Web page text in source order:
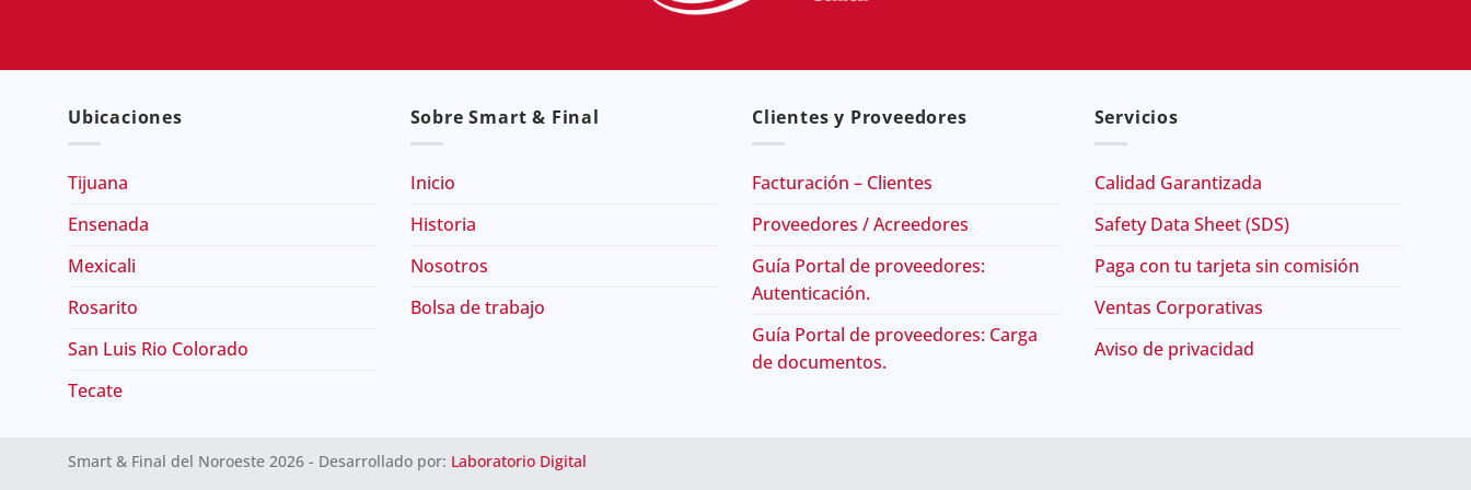
Ubicaciones
Tijuana
Ensenada
Mexicali
Rosarito
San Luis Rio Colorado
Tecate
Sobre Smart & Final
Inicio
Historia
Nosotros
Bolsa de trabajo
Clientes y Proveedores
Facturación – Clientes
Proveedores / Acreedores
Guía Portal de proveedores:
Autenticación.
Guía Portal de proveedores: Carga
de documentos.
Servicios
Calidad Garantizada
Safety Data Sheet (SDS)
Paga con tu tarjeta sin comisión
Ventas Corporativas
Aviso de privacidad
Smart & Final del Noroeste 2026 - Desarrollado por: Laboratorio Digital